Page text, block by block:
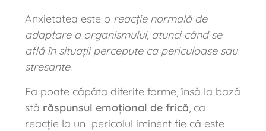
Anxietatea este o reacție normală de
adaptare a organismului, atunci când se
află în situații percepute ca periculoase sau
stresante.
Ea poate căpăta diferite forme, însă la bază
stă răspunsul emoțional de frică, ca
reacție la un pericolul iminent fie că este